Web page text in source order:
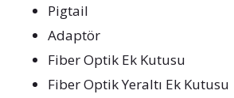
Pigtail
Adaptör
Fiber Optik Ek Kutusu
Fiber Optik Yeraltı Ek Kutusu